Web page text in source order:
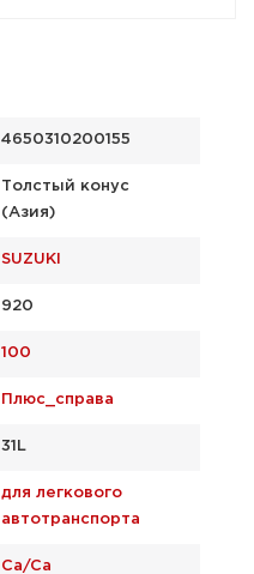
4650310200155
Толстый конус
(Азия)
SUZUKI
920
100
Плюс_справа
31L
для легкового
автотранспорта
Ca/Ca